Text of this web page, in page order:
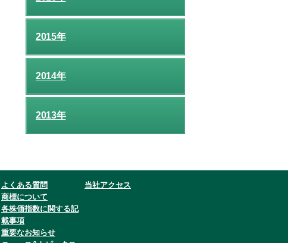
2015年
2014年
2013年
よくある質問
商標について
各株価指数に関する記
載事項
重要なお知らせ
当社アクセス